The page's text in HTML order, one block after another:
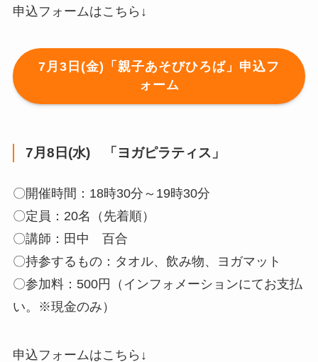
申込フォームはこちら↓
7月3日(金)「親子あそびひろば」申込フ
ォーム
7月8日(水) 「ヨガピラティス」
〇開催時間：18時30分～19時30分
〇定員：20名（先着順）
〇講師：田中 百合
〇持参するもの：タオル、飲み物、ヨガマット
〇参加料：500円（インフォメーションにてお支払
い。※現金のみ）
申込フォームはこちら↓